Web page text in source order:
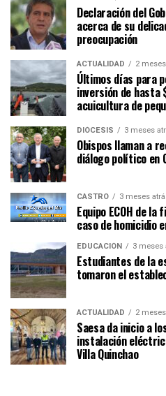
Declaración del
acerca de su
preocupación
ACTUALIDAD 2
Últimos días para
inversión de hasta
acuicultura de
DIÓCESIS 3 meses
Obispos llaman a
diálogo político en
CASTRO 3 meses
Equipo ECOH de
caso de homicidio
EDUCACIÓN 3 meses
Estudiantes de la
tomaron el
ACTUALIDAD 2
Saesa da inicio a
instalación
Villa Quinchao